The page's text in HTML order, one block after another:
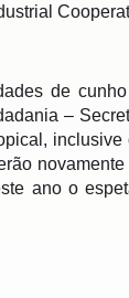
de
–
inclusive
ano o